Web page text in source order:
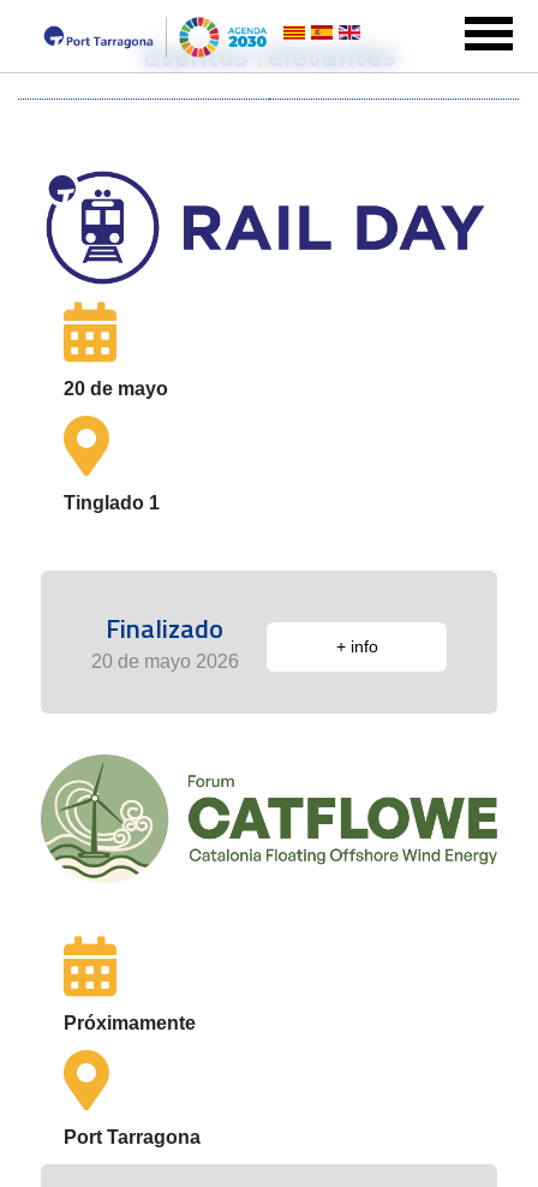
Eventos relevantes
20 de mayo
Tinglado 1
Finalizado
20 de mayo 2026
+ info
Próximamente
Port Tarragona